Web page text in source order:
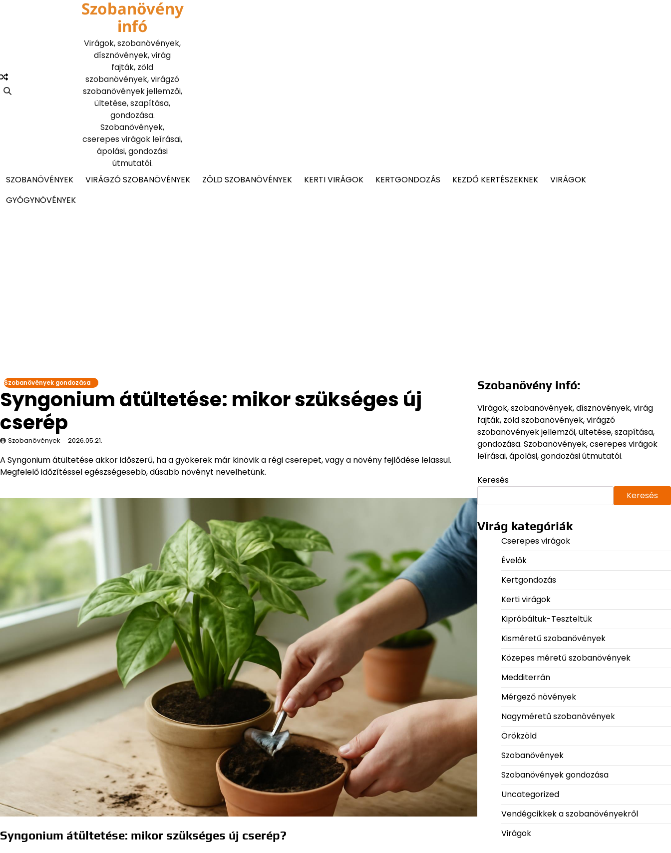
Szobanövény
infó
Virágok, szobanövények,
dísznövények, virág
fajták, zöld
szobanövények, virágzó
szobanövények jellemzői,
ültetése, szapítása,
gondozása.
Szobanövények,
cserepes virágok leírásai,
ápolási, gondozási
útmutatói.
SZOBANÖVÉNYEK
VIRÁGZÓ SZOBANÖVÉNYEK ZÖLD SZOBANÖVÉNYEK KERTI VIRÁGOK KERTGONDOZÁS KEZDŐ KERTÉSZEKNEK
VIRÁGOK
GYÓGYNÖVÉNYEK
Szobanövények gondozása
Syngonium átültetése: mikor szükséges új
cserép
Szobanövények 2026.05.21.
A Syngonium átültetése akkor időszerű, ha a gyökerek már kinövik a régi cserepet, vagy a növény fejlődése lelassul.
Megfelelő időzítéssel egészségesebb, dúsabb növényt nevelhetünk.
Syngonium átültetése: mikor szükséges új cserép?
Szobanövény infó:
Virágok, szobanövények, dísznövények, virág
fajták, zöld szobanövények, virágzó
szobanövények jellemzői, ültetése, szapítása,
gondozása. Szobanövények, cserepes virágok
leírásai, ápolási, gondozási útmutatói.
Keresés
Keresés
Virág kategóriák
Cserepes virágok
Évelők
Kertgondozás
Kerti virágok
Kipróbáltuk-Teszteltük
Kisméretű szobanövények
Közepes méretű szobanövények
Medditerrán
Mérgező növények
Nagyméretű szobanövények
Örökzöld
Szobanövények
Szobanövények gondozása
Uncategorized
Vendégcikkek a szobanövényekről
Virágok